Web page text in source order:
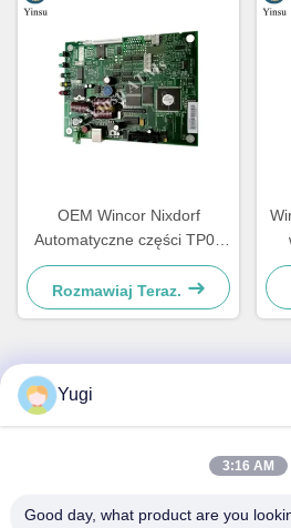
OEM Wincor Nixdorf
Automatyczne części TP07
Kwitancja drukarka Główna
tablica sterownika PCB
01750063547
Rozmawiaj Teraz.
Szybki kontakt
EastRoad, Shunjiang Community
Yugi
3:16 AM
Good day, what product are you